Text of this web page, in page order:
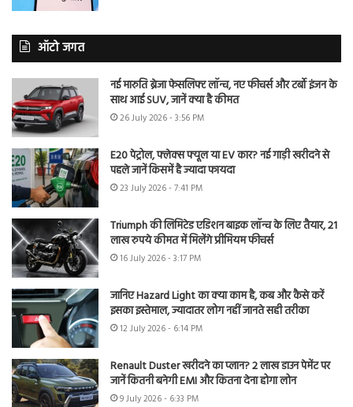
ऑटो जगत
नई मारुति ब्रेजा फेसलिफ्ट लॉन्च, नए फीचर्स और टर्बो इंजन के
साथ आई SUV, जानें क्या है कीमत
26 July 2026 - 3:56 PM
E20 पेट्रोल, फ्लेक्स फ्यूल या EV कार? नई गाड़ी खरीदने से
पहले जानें किसमें है ज्यादा फायदा
23 July 2026 - 7:41 PM
Triumph की लिमिटेड एडिशन बाइक लॉन्च के लिए तैयार, 21
लाख रुपये कीमत में मिलेंगे प्रीमियम फीचर्स
16 July 2026 - 3:17 PM
जानिए Hazard Light का क्या काम है, कब और कैसे करें
इसका इस्तेमाल, ज्यादातर लोग नहीं जानते सही तरीका
12 July 2026 - 6:14 PM
Renault Duster खरीदने का प्लान? 2 लाख डाउन पेमेंट पर
जानें कितनी बनेगी EMI और कितना देना होगा लोन
9 July 2026 - 6:33 PM